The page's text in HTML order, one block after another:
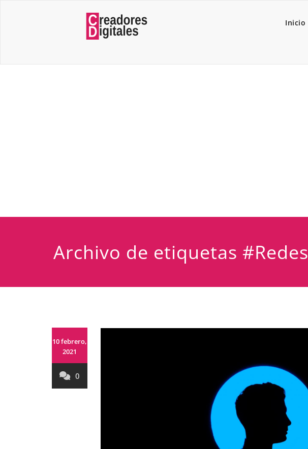
Inicio
Archivo de etiquetas #Redes
10 febrero,
2021
0